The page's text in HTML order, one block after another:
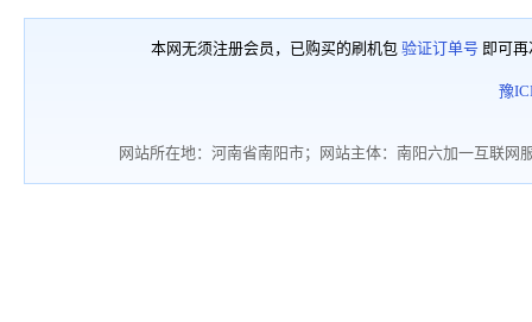
本网无须注册会员，已购买的刷机包 验证订单号 即可
豫
网站所在地：河南省南阳市；网站主体：南阳六加一互联